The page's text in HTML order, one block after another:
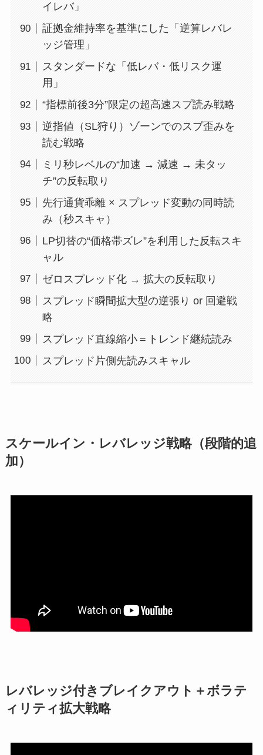
イレバ」
証拠金維持率を基準にした「逆算レバレ
ッジ管理」
スタンダードな「低レバ・低リスク運
用」
“指標前後3分”限定の超高速スプ読み戦略
逆指値（SL狩り）ゾーンでのスプ歪みを
読む戦略
ミリ秒レベルの“加速 → 減速 → 未タッ
チ”の反転取り
先行通貨乖離 × スプレッド変動の同時読
み（秒スキャ）
LP切替の“価格帯ズレ”を利用した反転スキ
ャル
ゼロスプレッド化 → 拡大の反転取り
スプレッド瞬間拡大型の逆張り or 回避戦
略
スプレッド直線縮小＝トレンド継続読み
スプレッド片側先読みスキャル
スケールイン・レバレッジ戦略（段階的追
加）
レバレッジ付きブレイクアウト＋ボラテ
ィリティ拡大戦略